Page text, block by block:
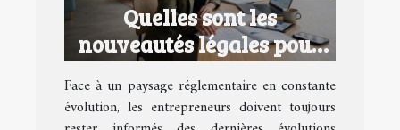
Quelles sont les
nouveautés légales pour
les entrepreneurs en 2026
?
Face à un paysage réglementaire en constante
évolution, les entrepreneurs doivent toujours